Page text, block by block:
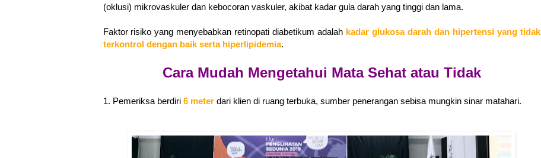
(oklusi) mikrovaskuler dan kebocoran vaskuler, akibat kadar gula darah yang tinggi dan lama.
Faktor risiko yang menyebabkan retinopati diabetikum adalah kadar glukosa darah dan hipertensi yang tidak
terkontrol dengan baik serta hiperlipidemia.
Cara Mudah Mengetahui Mata Sehat atau Tidak
1. Pemeriksa berdiri6 meter dari klien di ruang terbuka, sumber penerangan sebisa mungkin sinar matahari.